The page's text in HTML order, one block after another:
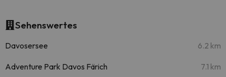
Sehenswertes
Davosersee 6.2 km
Adventure Park Davos Färich 7.1 km